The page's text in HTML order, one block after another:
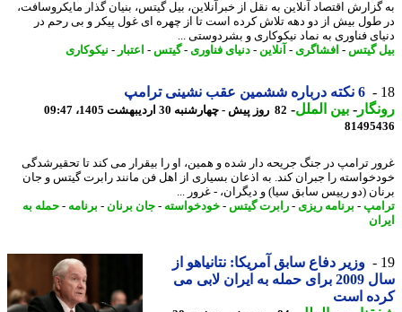
اقتصاد آنلاین به نقل از خبرآنلاین، بیل گیتس، بنیان گذار مایکروسافت،
بیش از دو دهه تلاش کرده است تا از چهره ای غول پیکر و بی رحم در
فناوری به نماد نیکوکاری و بشردوستی ...
گیتس-افشاگری- آنلاین-دنیای فناوری- گیتس-اعتبار-نیکوکاری
6 نکته درباره ششمین عقب نشینی ترامپ
-بین الملل-82 روز پیش - چهارشنبه 30 اردیبهشت 1405، 09:47
ترامپ در جنگ جریحه دار شده و همین، او را بیقرار می کند تا تحقیرشدگی
را جبران کند. به اذعان بسیاری از اهل فن مانند رابرت گیتس و جان
(دو رییس سابق سیا) و دیگران، - غرور ...
-برنامه ریزی - رابرت گیتس-خودخواسته -جان برنان-برنامه -حمله به
وزیر دفاع سابق آمریکا: نتانیاهو از
سال 2009 برای حمله به ایران لابی می
است